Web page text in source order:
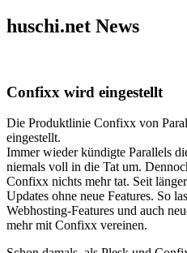
huschi.net News
Confixx wird eingestellt
Die Produktlinie Confixx von
eingestellt.
Immer wieder kündigte Parallels
niemals voll in die Tat um.
Confixx nichts mehr tat. Seit
Updates ohne neue Features. So
Webhosting-Features und auch
mehr mit Confixx vereinen.